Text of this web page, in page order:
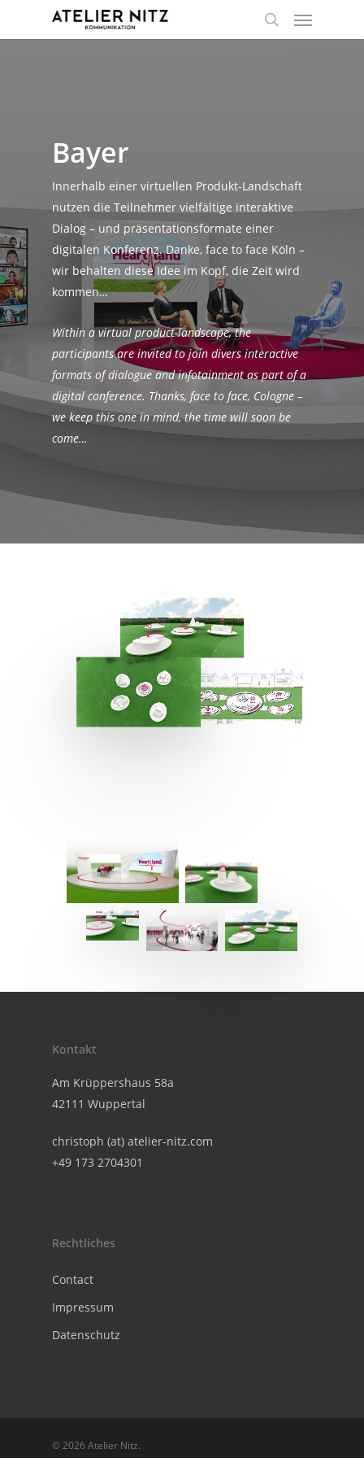
Bayer
Innerhalb einer virtuellen Produkt-Landschaft
nutzen die Teilnehmer vielfältige interaktive
Dialog – und präsentationsformate einer
digitalen Konferenz. Danke, face to face Köln –
wir behalten diese Idee im Kopf, die Zeit wird
kommen…
Within a virtual product-landscape, the
participants are invited to join divers interactive
formats of dialogue and infotainment as part of a
digital conference. Thanks, face to face, Cologne –
we keep this one in mind, the time will soon be
come…
Kontakt
Am Krüppershaus 58a
42111 Wuppertal
christoph (at) atelier-nitz.com
+49 173 2704301
Rechtliches
Contact
Impressum
Datenschutz
© 2026 Atelier Nitz.